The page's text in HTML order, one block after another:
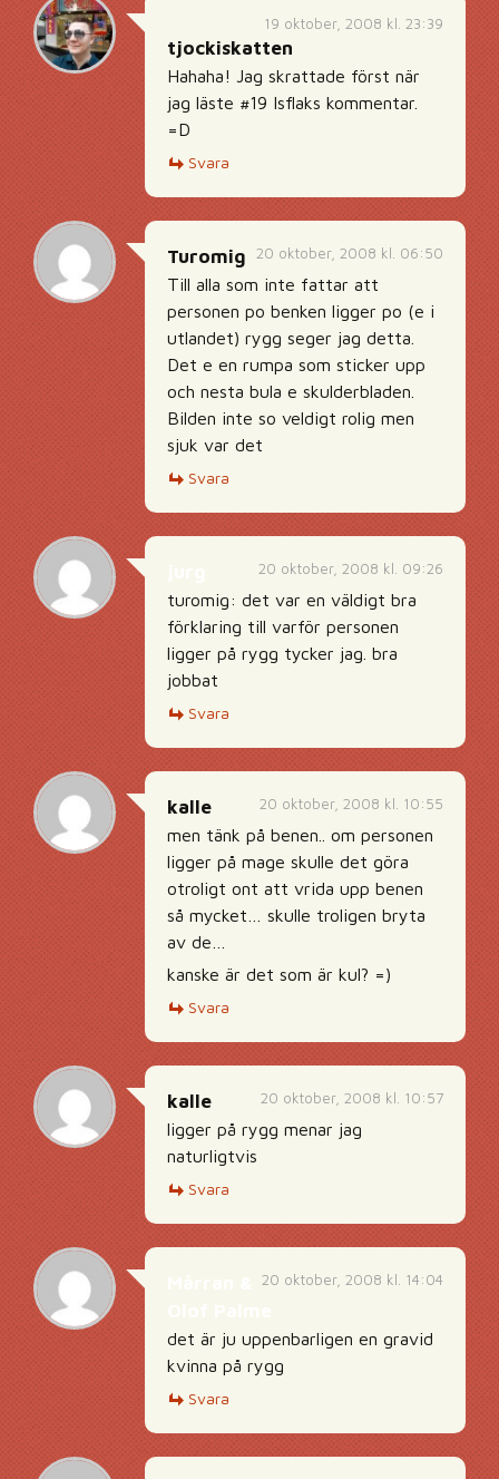
19 oktober, 2008 kl. 23:39
tjockiskatten
Hahaha! Jag skrattade först när
jag läste #19 Isflaks kommentar.
=D
Svara
20 oktober, 2008 kl. 06:50
Turomig
Till alla som inte fattar att
personen po benken ligger po (e i
utlandet) rygg seger jag detta.
Det e en rumpa som sticker upp
och nesta bula e skulderbladen.
Bilden inte so veldigt rolig men
sjuk var det
Svara
20 oktober, 2008 kl. 09:26
turomig: det var en väldigt bra
förklaring till varför personen
ligger på rygg tycker jag. bra
jobbat
Svara
20 oktober, 2008 kl. 10:55
kalle
men tänk på benen.. om personen
ligger på mage skulle det göra
otroligt ont att vrida upp benen
så mycket… skulle troligen bryta
av de…
kanske är det som är kul? =)
Svara
20 oktober, 2008 kl. 10:57
kalle
ligger på rygg menar jag
naturligtvis
Svara
20 oktober, 2008 kl. 14:04
det är ju uppenbarligen en gravid
kvinna på rygg
Svara